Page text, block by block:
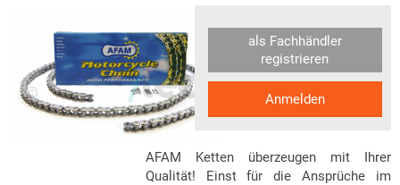
als Fachhändler
registrieren
Anmelden
AFAM Ketten überzeugen mit Ihrer
Qualität! Einst für die Ansprüche im